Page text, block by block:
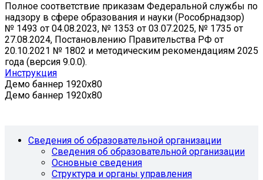
Полное соответствие приказам Федеральной службы по
надзору в сфере образования и науки (Рособрнадзор)
№ 1493 от 04.08.2023, № 1353 от 03.07.2025, № 1735 от
27.08.2024, Постановлению Правительства РФ от
20.10.2021 № 1802 и методическим рекомендациям 2025
года (версия 9.0.0).
Инструкция
Демо баннер 1920x80
Демо баннер 1920x80
Сведения об образовательной организации
Сведения об образовательной организации
Основные сведения
Структура и органы управления